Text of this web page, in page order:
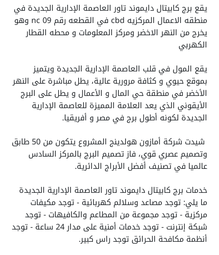
يقع برج كابيتال دايموند تاور العاصمة الإدارية الجديدة في
منطقه الاعمال المركزيه cbd في القطعه رقم nc 09 وهو
يخرج من النهر الاخضر ومركز المعلومات و محطه القطار
الكهربي
يقع المول في قلب العاصمة الإدارية الجديدة ويتميز
بموقع حيوي و كثافة مرورية عالية، يطل مباشرة على النهر
الأخضر في منطقة حي المال و الأعمال و يطل على البرج
الأيقوني الذي يعد العلامة المميزة للعاصمة الإدارية
الجديدة لكونه أطول برج في مصر و أفريقيا.
شيدت شركة أمازون هولدينج المشروع يتكون من 50 طابق
وتصميم عصري قوي، فاز تصميم البرج بالمركز السادس
عالميا في تصنيف أفضل الأبراج الدائرية.
خدمات برج كابيتال دايموند تاور العاصمة الإدارية الجديدة
ما يلي: توجد مصاعد وسلالم كهربائية - توجد مكيفات
مركزية - توجد مجموعة من المطاعم والكافيهات - توجد
شبكة إنترنت - توجد خدمات أمنية على مدار 24 ساعة - توجد
أنظمة مكافحة الحرائق توجد راس كبير.